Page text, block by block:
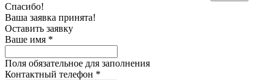
Спасибо!
Ваша заявка принята!
Оставить заявку
Ваше имя *
Поля обязательное для заполнения
Контактный телефон *